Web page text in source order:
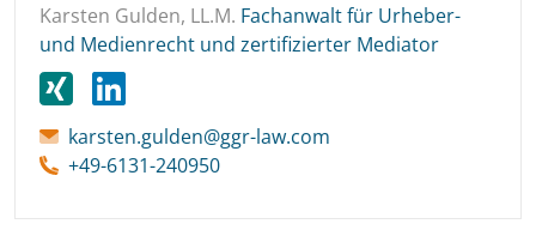
Karsten Gulden, LL.M. Fachanwalt für Urheber-
und Medienrecht und zertifizierter Mediator
karsten.gulden@ggr-law.com
+49-6131-240950